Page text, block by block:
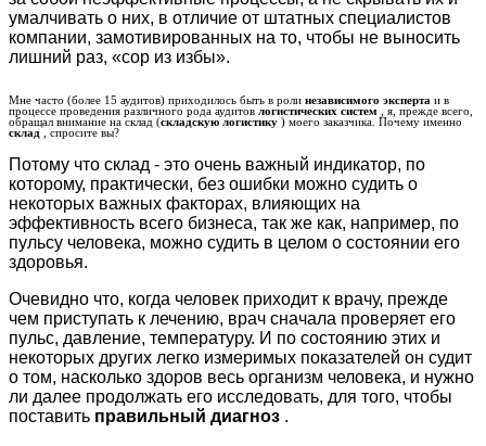
умалчивать о них, в отличие от штатных специалистов
компании, замотивированных на то, чтобы не выносить
лишний раз, «сор из избы».
Мне часто (более 15 аудитов) приходилось быть в роли независимого эксперта и в
процессе проведения различного рода аудитов логистических систем
, я, прежде всего,
обращал внимание на склад (складскую логистику ) моего заказчика. Почему именно
склад , спросите вы?
Потому что склад - это очень важный индикатор, по
которому, практически, без ошибки можно судить о
некоторых важных факторах, влияющих на
эффективность всего бизнеса, так же как, например, по
пульсу человека, можно судить в целом о состоянии его
здоровья.
Очевидно что, когда человек приходит к врачу, прежде
чем приступать к лечению, врач сначала проверяет его
пульс, давление, температуру. И по состоянию этих и
некоторых других легко измеримых показателей он судит
о том, насколько здоров весь организм человека, и нужно
ли далее продолжать его исследовать, для того, чтобы
поставить правильный диагноз .